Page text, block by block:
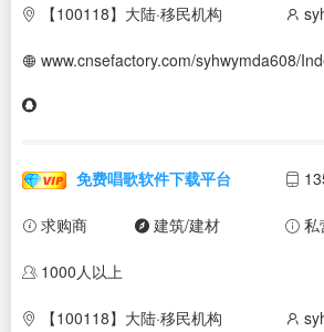
【100118】大陆·移民机构
www.cnsefactory.com/syhwymda608/
免费唱歌软件下载平台
求购商 建筑/建材 私
1000人以上
【100118】大陆·移民机构